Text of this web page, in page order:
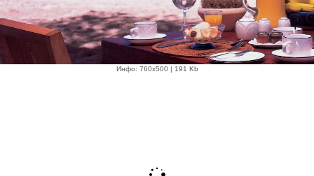
Инфо: 760х500 | 191 Kb